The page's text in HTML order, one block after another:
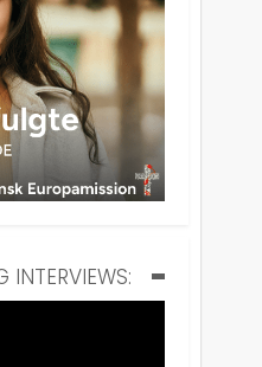
INTERVIEWS: